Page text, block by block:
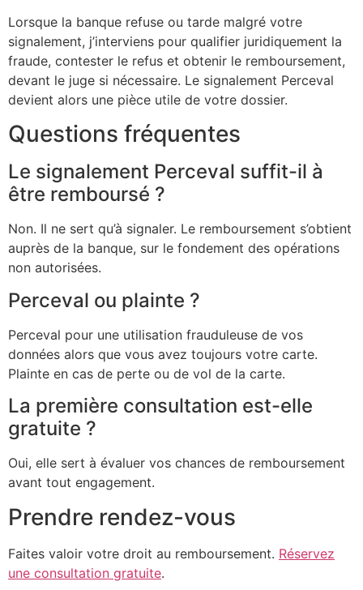
Lorsque la banque refuse ou tarde malgré votre
signalement, j’interviens pour qualifier juridiquement la
fraude, contester le refus et obtenir le remboursement,
devant le juge si nécessaire. Le signalement Perceval
devient alors une pièce utile de votre dossier.
Questions fréquentes
Le signalement Perceval suffit-il à
être remboursé ?
Non. Il ne sert qu’à signaler. Le remboursement s’obtient
auprès de la banque, sur le fondement des opérations
non autorisées.
Perceval ou plainte ?
Perceval pour une utilisation frauduleuse de vos
données alors que vous avez toujours votre carte.
Plainte en cas de perte ou de vol de la carte.
La première consultation est-elle
gratuite ?
Oui, elle sert à évaluer vos chances de remboursement
avant tout engagement.
Prendre rendez-vous
Faites valoir votre droit au remboursement. Réservez
une consultation gratuite.